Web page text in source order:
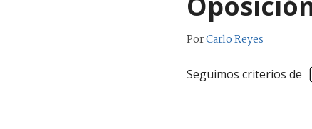
PorCarlo Reyes
Seguimos criterios de